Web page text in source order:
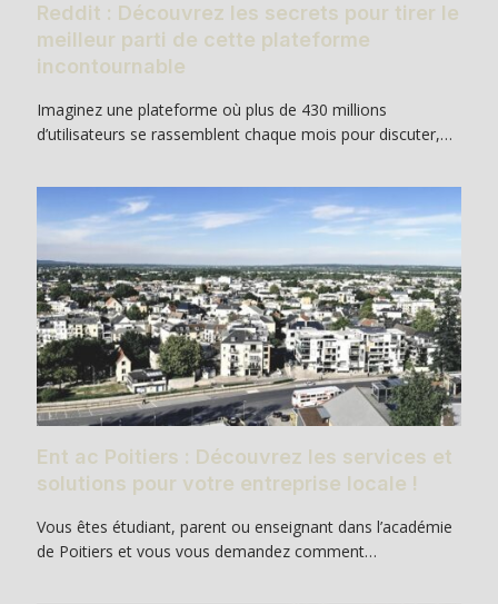
Reddit : Découvrez les secrets pour tirer le
meilleur parti de cette plateforme
incontournable
Imaginez une plateforme où plus de 430 millions
d’utilisateurs se rassemblent chaque mois pour discuter,…
Ent ac Poitiers : Découvrez les services et
solutions pour votre entreprise locale !
Vous êtes étudiant, parent ou enseignant dans l’académie
de Poitiers et vous vous demandez comment…